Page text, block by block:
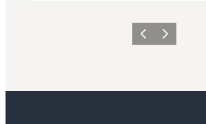
ZurückWeiter